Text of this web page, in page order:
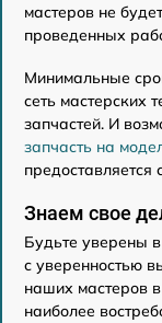
мастеров не
проведенных
Минимальные
сеть мастерских
запчастей. И
запчасть на
предоставляется
Знаем свое
Будьте уверены
с уверенностью
наших мастеров
наиболее